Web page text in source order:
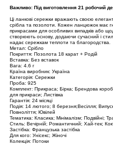
Важливо: Під виготовлення 21 робочий
Ці ланкові сережки вражають своєю
срібла та позолоти. Кожен ланцюжок має
прикрасами для особливих випадків або
створюють основу, додаючи сучасний і
надає сережкам теплоти та благородства.
Метал: Срібло
Покриття: Позолота 18 карат + Родій
Вставка: Без вставок
Вага: 4.6 г
Країна виробник: Україна
Категорія: Сережки
Проба: 925
Комплект: Прикраса; Бірка; Брендова
для прикраси; Листівка
Гарантія: 24 місяці
Подія: 14 лютого; 8 березня;Весілля;
Повноліття; Ювілей
Тематика: Класика; Мінімалізм; Подвійні;
Стиль: Вечірній; Романтичний; Хай-тек;
Застібка: Французька застібка
Для кого: Унісекс; Жіночі
Колекція: Потоки